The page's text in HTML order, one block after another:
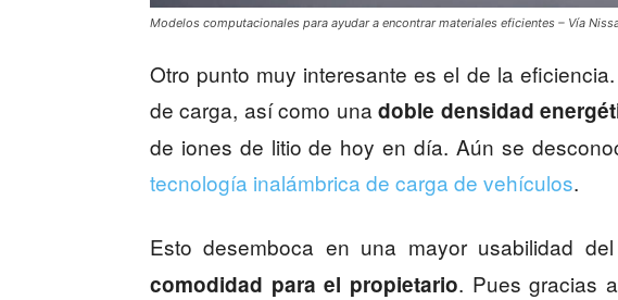
Modelos computacionales para ayudar a encontrar materiales eficientes – Vía
Otro punto muy interesante es el de la
de carga, así como unadoble densidad
de iones de litio de hoy en día. Aún se
tecnología inalámbrica de carga de vehículos.
Esto desemboca en una mayor usabilidad
comodidad para el propietario. Pues gracias